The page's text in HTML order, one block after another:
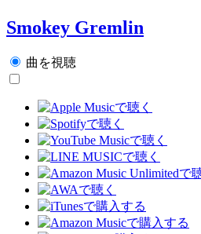
Smokey Gremlin
曲を視聴